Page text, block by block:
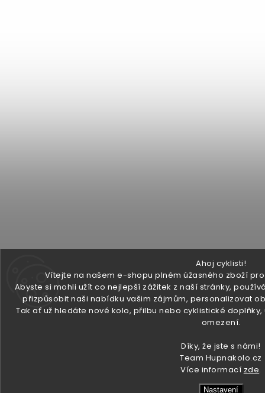
Ahoj cyklisti!
Vítejte na našem e-shopu plném úžasného zboží
Abyste si mohli užít co nejlepší zážitek z naší stránky,
přizpůsobit naši nabídku vašim zájmům, personalizovat
Tak ať už hledáte nové kolo, přilbu nebo cyklistické
omezení.
Díky, že jste s námi!
Team Hupnakolo.cz
Více informací zde.
Nastavení